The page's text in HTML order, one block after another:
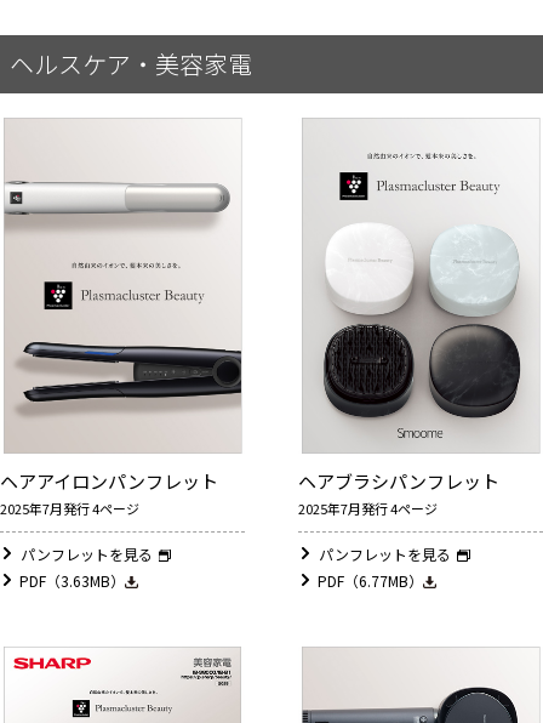
ヘルスケア・美容家電
ヘアアイロンパンフレット
2025年7月発行 4ページ
パンフレットを見る
PDF（3.63MB）
ヘアブラシパンフレット
2025年7月発行 4ページ
パンフレットを見る
PDF（6.77MB）